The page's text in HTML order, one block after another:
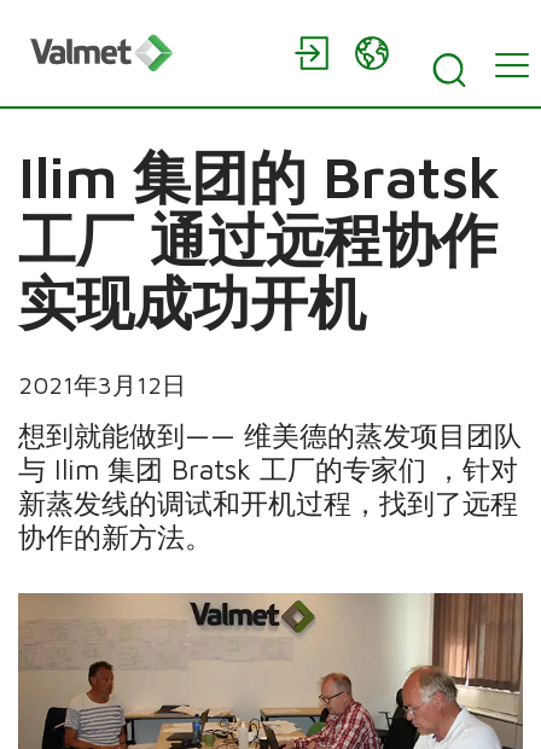
Ilim 集团的 Bratsk
工厂 通过远程协作
实现成功开机
2021年3月12日
想到就能做到—— 维美德的蒸发项目团队
与 Ilim 集团 Bratsk 工厂的专家们 ，针对
新蒸发线的调试和开机过程，找到了远程
协作的新方法。